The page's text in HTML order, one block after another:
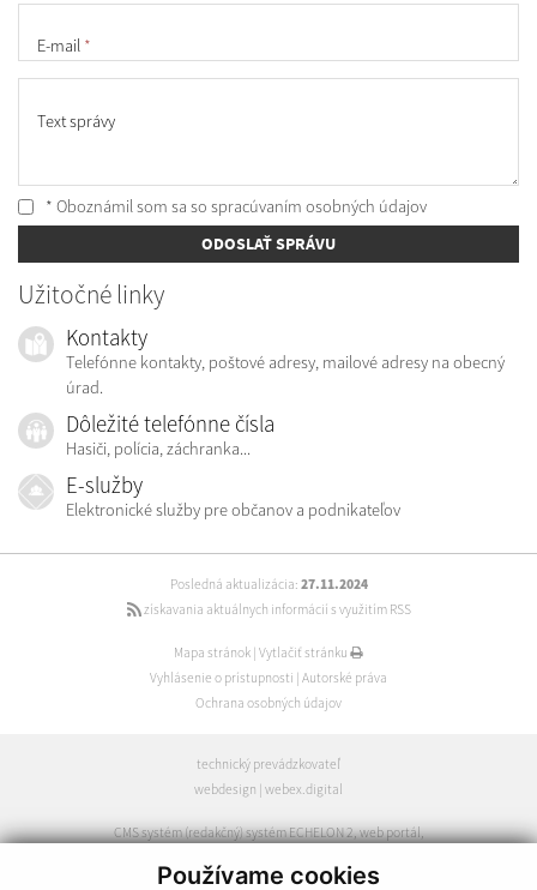
Používame cookies
E-mail *
Text správy
* Oboznámil som sa so spracúvaním osobných údajov
ODOSLAŤ SPRÁVU
Užitočné linky
Kontakty
Telefónne kontakty, poštové adresy, mailové adresy na obecný
úrad.
Dôležité telefónne čísla
Hasiči, polícia, záchranka...
E-služby
Elektronické služby pre občanov a podnikateľov
Posledná aktualizácia: 27.11.2024
získavania aktuálnych informácií s využitím RSS
Mapa stránok Vytlačiť stránku
Vyhlásenie o prístupnosti Autorské práva
Ochrana osobných údajov
technický prevádzkovateľ
webdesign webex.digital
CMS systém (redakčný) systém ECHELON 2,web portál,
spoločnosť webex.digital